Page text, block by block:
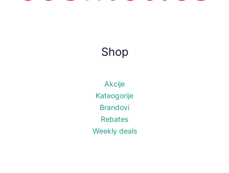
Shop
Akcije
Kateogorije
Brandovi
Rebates
Weekly deals